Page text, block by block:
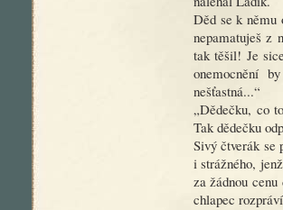
Děd se k němu
nepamatuješ z
tak těšil! Je
onemocnění
nešťastná...“
„Dědečku, co
Tak dědečku
Sivý čtverák se
i strážného,
za žádnou
chlapec